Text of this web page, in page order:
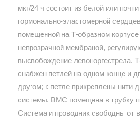
мкг/24 ч состоит из белой или
гормонально-эластомерной
помещенной на Т-образном
непрозрачной мембраной,
высвобождение левоноргестрела.
снабжен петлей на одном конце и
другом; к петле прикреплены нити
системы. ВМС помещена в трубку
Система и проводник свободны от